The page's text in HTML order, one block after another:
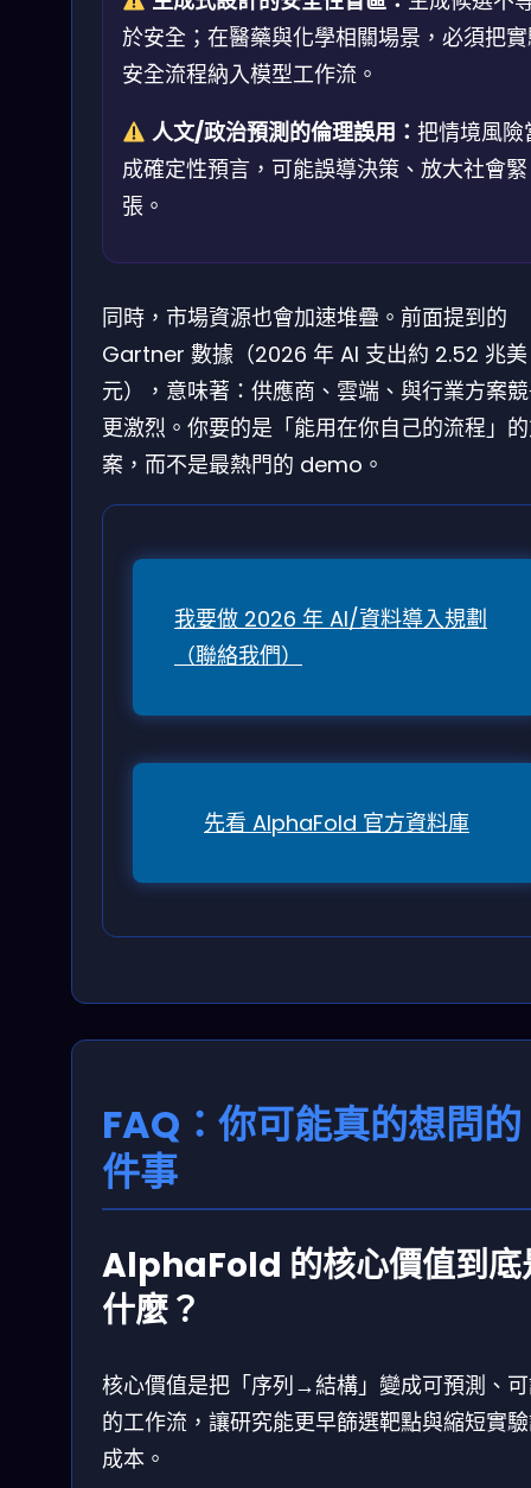
於安全；在醫藥與化學相關場景，必須把
安全流程納入模型工作流。
人文/政治預測的倫理誤用： 把情境風險
成確定性預言，可能誤導決策、放大社會緊
張。
同時，市場資源也會加速堆疊。前面提到的
Gartner 數據（2026 年 AI 支出約 2.52 兆美
元），意味著：供應商、雲端、與行業方案
更激烈。你要的是「能用在你自己的流程」
案，而不是最熱門的 demo。
我要做 2026 年 AI/資料導入規劃
（聯絡我們）
先看 AlphaFold 官方資料庫
FAQ：你可能真的想問
件事
AlphaFold 的核心價值到底
什麼？
核心價值是把「序列→結構」變成可預測、
的工作流，讓研究能更早篩選靶點與縮短實
成本。